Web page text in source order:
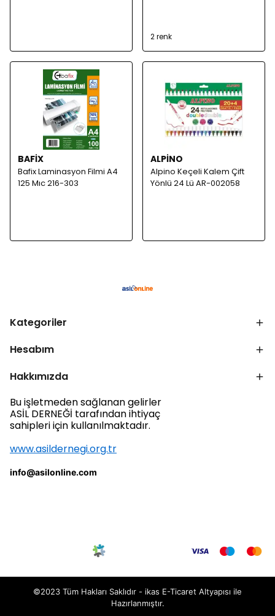
2 renk
BAFİX
Bafix Laminasyon Filmi A4
125 Mıc 216-303
ALPİNO
Alpino Keçeli Kalem Çift
Yönlü 24 Lü AR-002058
Kategoriler
Hesabım
Hakkımızda
Bu işletmeden sağlanan gelirler
ASİL DERNEĞİ tarafından ihtiyaç
sahipleri için kullanılmaktadır.
www.asildernegi.org.tr
info@asilonline.com
©2023 Tüm Hakları Saklıdır - ikas E-Ticaret Altyapısı ile
Hazırlanmıştır.